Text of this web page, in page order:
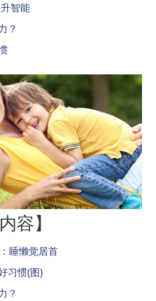
智能
？
容】
睡懒觉居首
习惯(图)
？